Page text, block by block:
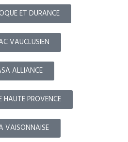
ET DURANCE
VAUCLUSIEN
ALLIANCE
HAUTE PROVENCE
VAISONNAISE